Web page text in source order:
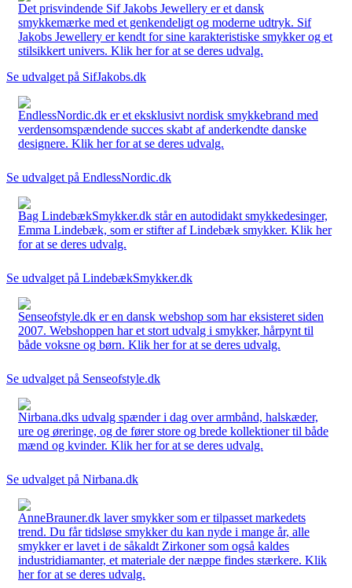
Det prisvindende Sif Jakobs Jewellery er et dansk
smykkemærke med et genkendeligt og moderne udtryk. Sif
Jakobs Jewellery er kendt for sine karakteristiske smykker og et
stilsikkert univers. Klik her for at se deres udvalg.
Se udvalget på SifJakobs.dk
EndlessNordic.dk er et eksklusivt nordisk smykkebrand med
verdensomspændende succes skabt af anderkendte danske
designere. Klik her for at se deres udvalg.
Se udvalget på EndlessNordic.dk
Bag LindebækSmykker.dk står en autodidakt smykkedesinger,
Emma Lindebæk, som er stifter af Lindebæk smykker. Klik her
for at se deres udvalg.
Se udvalget på LindebækSmykker.dk
Senseofstyle.dk er en dansk webshop som har eksisteret siden
2007. Webshoppen har et stort udvalg i smykker, hårpynt til
både voksne og børn. Klik her for at se deres udvalg.
Se udvalget på Senseofstyle.dk
Nirbana.dks udvalg spænder i dag over armbånd, halskæder,
ure og øreringe, og de fører store og brede kollektioner til både
mænd og kvinder. Klik her for at se deres udvalg.
Se udvalget på Nirbana.dk
AnneBrauner.dk laver smykker som er tilpasset markedets
trend. Du får tidsløse smykker du kan nyde i mange år, alle
smykker er lavet i de såkaldt Zirkoner som også kaldes
industridiamanter, et materiale der næppe findes stærkere. Klik
her for at se deres udvalg.